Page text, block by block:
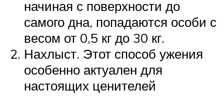
начиная с поверхности до
самого дна, попадаются особи с
весом от 0,5 кг до 30 кг.
Нахлыст. Этот способ ужения
особенно актуален для
настоящих ценителей